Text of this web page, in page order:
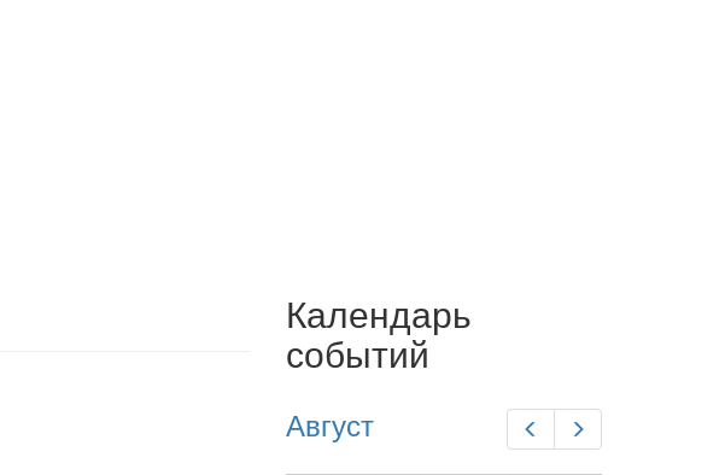
Календарь
событий
Предыдущий
Август